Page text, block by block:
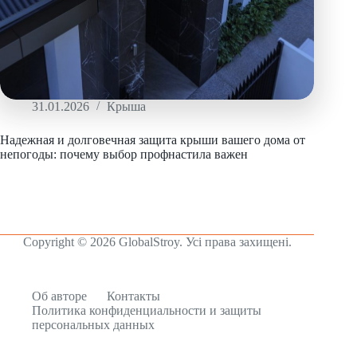
31.01.2026 Крыша
Надежная и долговечная защита крыши вашего дома от
непогоды: почему выбор профнастила важен
Copyright © 2026 GlobalStroy. Усі права захищені.
Об авторе
Контакты
Политика конфиденциальности и защиты
персональных данных